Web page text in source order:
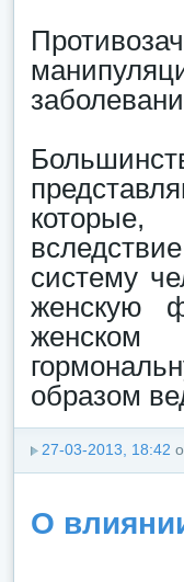
систему
женскую
женском
образом
27-03-2013, 18:42
О